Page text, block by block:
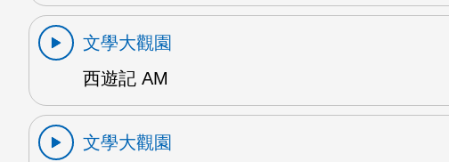
文學大觀園
西遊記 AM
文學大觀園